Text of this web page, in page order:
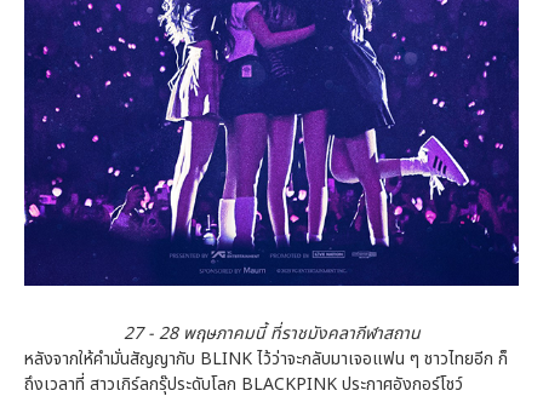
27 - 28 พฤษภาคมนี้ ที่ราชมังคลากีฬาสถาน
หลังจากให้คำมั่นสัญญากับ BLINK ไว้ว่าจะกลับมาเจอแฟน ๆ ชาวไทยอีก ก็
ถึงเวลาที่ สาวเกิร์ลกรุ๊ประดับโลก BLACKPINK ประกาศอังกอร์โชว์